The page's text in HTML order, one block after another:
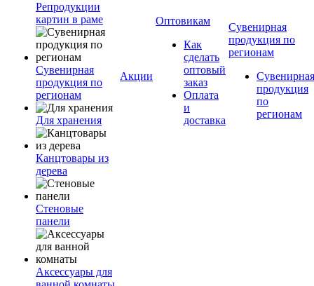
Репродукции
картин в раме
Сувенирная
продукция по
регионам
Для хранения
Канцтовары из
дерева
Стеновые
панели
Аксессуары для
Акции
Оптовикам
Как
сделать
оптовый
заказ
Оплата
и
доставка
Сувенирная
продукция по
регионам
Сувенирная
продукция
по
регионам